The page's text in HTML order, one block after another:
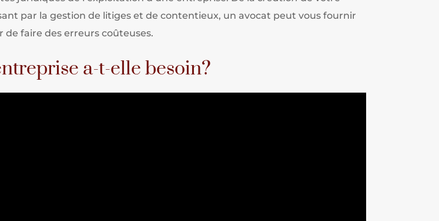
par la gestion de litiges et de contentieux, un avocat peut vous fournir
de faire des erreurs coûteuses.
a-t-elle besoin?